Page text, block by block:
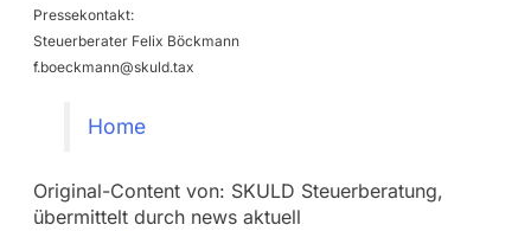
Pressekontakt:
Steuerberater Felix Böckmann
f.boeckmann@skuld.tax
Home
Original-Content von: SKULD Steuerberatung,
übermittelt durch news aktuell